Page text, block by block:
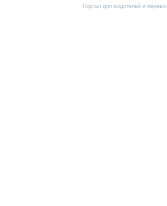
Портал для водителей и